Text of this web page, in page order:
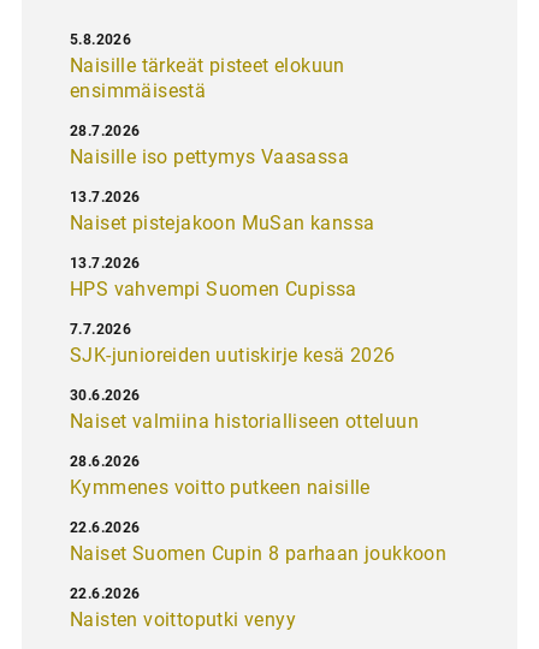
Naisille tärkeät pisteet elokuun
ensimmäisestä
5.8.2026
Naisille iso pettymys Vaasassa
28.7.2026
Naiset pistejakoon MuSan kanssa
13.7.2026
HPS vahvempi Suomen Cupissa
13.7.2026
SJK-junioreiden uutiskirje kesä 2026
7.7.2026
Naiset valmiina historialliseen otteluun
30.6.2026
Kymmenes voitto putkeen naisille
28.6.2026
Naiset Suomen Cupin 8 parhaan joukkoon
22.6.2026
Naisten voittoputki venyy
22.6.2026